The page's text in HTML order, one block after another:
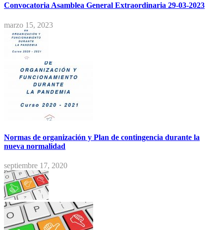
Convocatoria Asamblea General Extraordinaria 29-03-2023
marzo 15, 2023
Normas de organización y Plan de contingencia durante la
nueva normalidad
septiembre 17, 2020